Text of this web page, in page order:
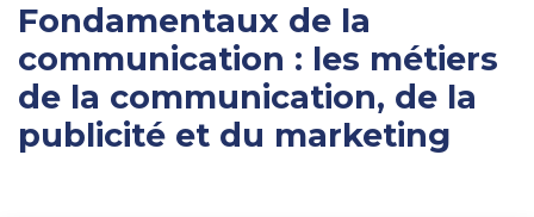
Fondamentaux de la
communication : les métiers
de la communication, de la
publicité et du marketing